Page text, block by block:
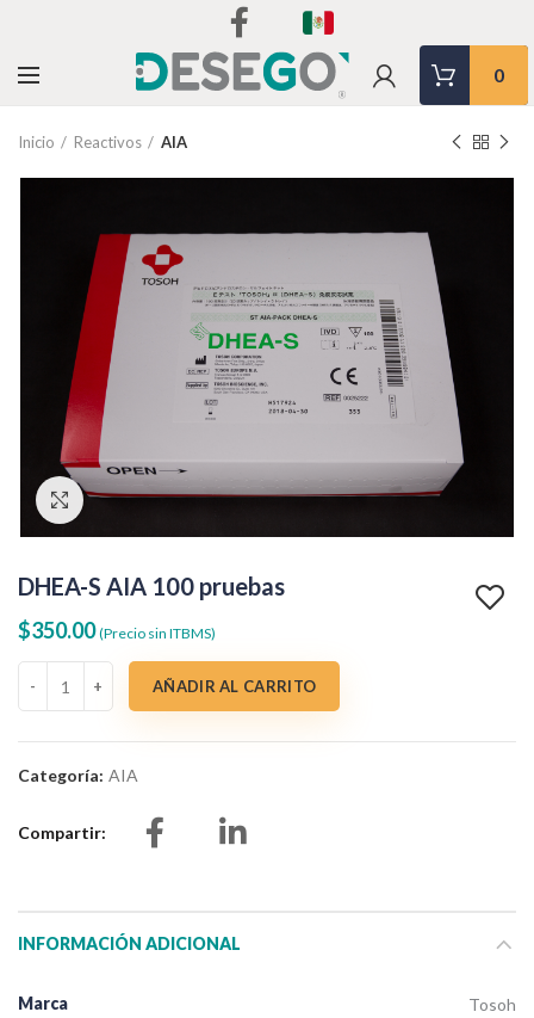
0
Inicio Reactivos AIA
Clic para agrandar
DHEA-S AIA 100 pruebas
$350.00 (Precio sin ITBMS)
DHEA-S AIA 100 pruebas cantidad
AÑADIR AL CARRITO
Categoría: AIA
Compartir
INFORMACIÓN ADICIONAL
Marca Tosoh